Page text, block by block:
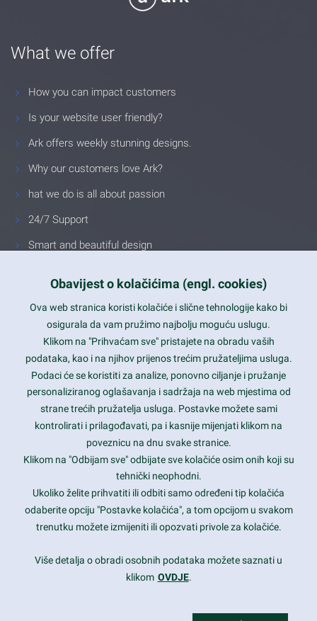
What we offer
How you can impact customers
Is your website user friendly?
Ark offers weekly stunning designs.
Why our customers love Ark?
hat we do is all about passion
24/7 Support
Smart and beautiful design
Latest trends and much more...
Contact Info
1600 Amphitheatre Parkway, Mountain View, CA 94043
prothemes.net@gmail.com
Daily: 9:00 am - 6:00 pm
Sunday: Closed
Copyright 2017FRESHFACE© All Rights Reserved
Obavijest o kolačićima (engl. cookies)
Ova web stranica koristi kolačiće i slične tehnologije kako bi
osigurala da vam pružimo najbolju moguću uslugu.
Klikom na "Prihvaćam sve" pristajete na obradu vaših
podataka, kao i na njihov prijenos trećim pružateljima usluga.
Podaci će se koristiti za analize, ponovno ciljanje i pružanje
personaliziranog oglašavanja i sadržaja na web mjestima od
strane trećih pružatelja usluga. Postavke možete sami
kontrolirati i prilagođavati, pa i kasnije mijenjati klikom na
poveznicu na dnu svake stranice.
Klikom na "Odbijam sve" odbijate sve kolačiće osim onih koji su
tehnički neophodni.
Ukoliko želite prihvatiti ili odbiti samo određeni tip kolačića
odaberite opciju "Postavke kolačića", a tom opcijom u svakom
trenutku možete izmijeniti ili opozvati privole za kolačiće.
Više detalja o obradi osobnih podataka možete saznati u
klikom OVDJE.